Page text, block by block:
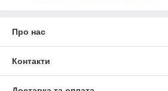
Про нас
Контакти